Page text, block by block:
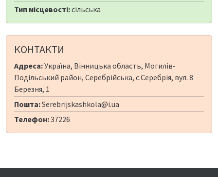
Тип місцевості:сільська
КОНТАКТИ
Адреса:Україна, Вінницька область, Могилів-
Подільський район, Серебрійська, с.Серебрія, вул. 8
Березня, 1
Пошта:Serebrijskashkola@i.ua
Телефон:37226